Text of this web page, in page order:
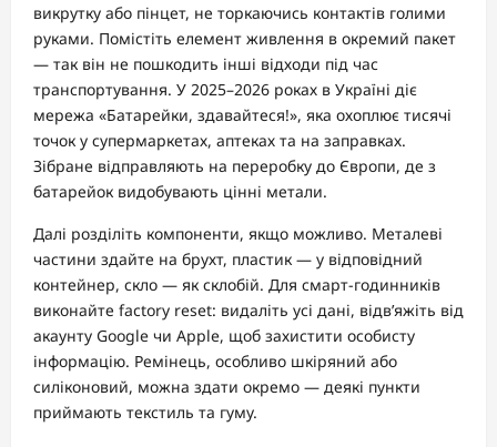
викрутку або пінцет, не торкаючись контактів голими
руками. Помістіть елемент живлення в окремий пакет
— так він не пошкодить інші відходи під час
транспортування. У 2025–2026 роках в Україні діє
мережа «Батарейки, здавайтеся!», яка охоплює тисячі
точок у супермаркетах, аптеках та на заправках.
Зібране відправляють на переробку до Європи, де з
батарейок видобувають цінні метали.
Далі розділіть компоненти, якщо можливо. Металеві
частини здайте на брухт, пластик — у відповідний
контейнер, скло — як склобій. Для смарт-годинників
виконайте factory reset: видаліть усі дані, відв’яжіть від
акаунту Google чи Apple, щоб захистити особисту
інформацію. Ремінець, особливо шкіряний або
силіконовий, можна здати окремо — деякі пункти
приймають текстиль та гуму.